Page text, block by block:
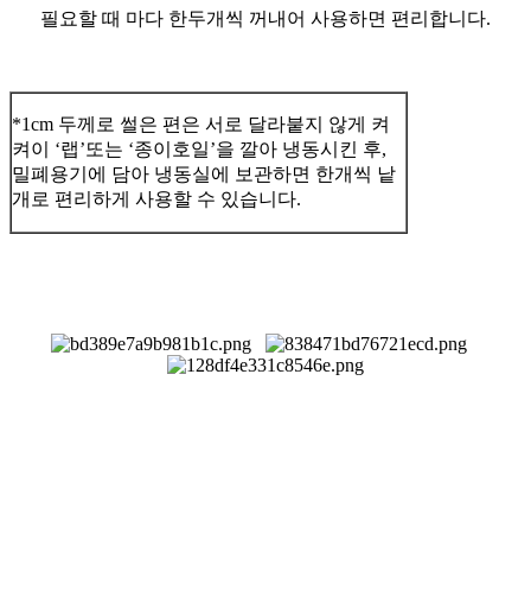
필요할 때 마다 한두개씩 꺼내어 사용하면 편리합니다.
*1cm 두께로 썰은 편은 서로 달라붙지 않게 켜
켜이 ‘랩’또는 ‘종이호일’을 깔아 냉동시킨 후,
밀폐용기에 담아 냉동실에 보관하면 한개씩 낱
개로 편리하게 사용할 수 있습니다.